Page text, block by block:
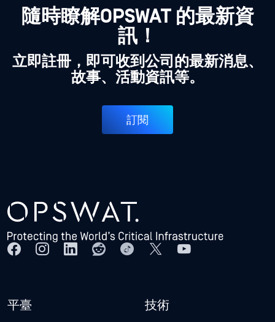
隨時瞭解OPSWAT 的最新資
訊！
立即註冊，即可收到公司的最新消息、
故事、活動資訊等。
訂閱
平臺 技術